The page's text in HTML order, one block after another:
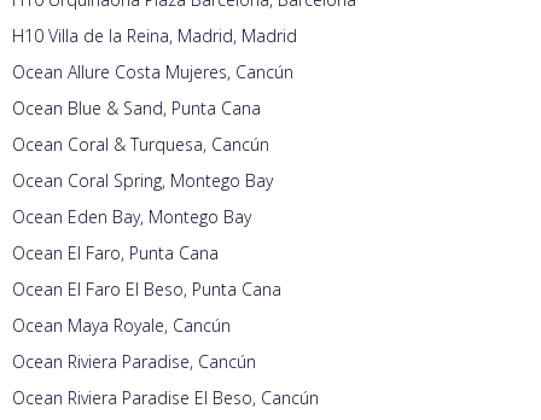
H10 Villa de la Reina, Madrid, Madrid
Ocean Allure Costa Mujeres, Cancún
Ocean Blue & Sand, Punta Cana
Ocean Coral & Turquesa, Cancún
Ocean Coral Spring, Montego Bay
Ocean Eden Bay, Montego Bay
Ocean El Faro, Punta Cana
Ocean El Faro El Beso, Punta Cana
Ocean Maya Royale, Cancún
Ocean Riviera Paradise, Cancún
Ocean Riviera Paradise El Beso, Cancún